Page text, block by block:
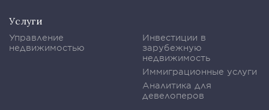
Услуги
Управление
недвижимостью
Инвестиции в
зарубежную
недвижимость
Иммиграционные услуги
Аналитика для
девелоперов